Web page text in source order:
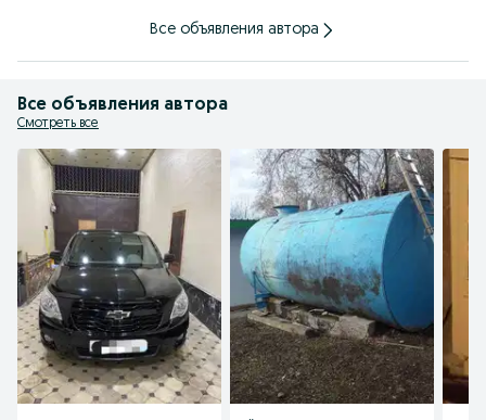
Все объявления автора
Все объявления автора
Смотреть все